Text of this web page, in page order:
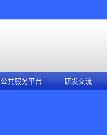
公共服务平台 研发交流